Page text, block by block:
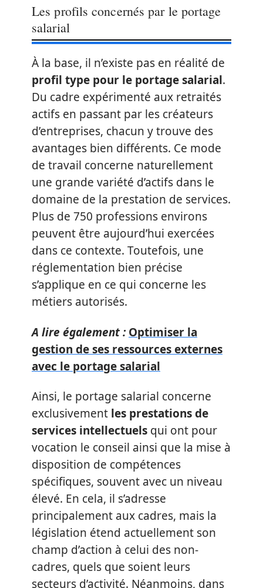
Les profils concernés par le portage
salarial
À la base, il n’existe pas en réalité de
profil type pour le portage salarial.
Du cadre expérimenté aux retraités
actifs en passant par les créateurs
d’entreprises, chacun y trouve des
avantages bien différents. Ce mode
de travail concerne naturellement
une grande variété d’actifs dans le
domaine de la prestation de services.
Plus de 750 professions environs
peuvent être aujourd’hui exercées
dans ce contexte. Toutefois, une
réglementation bien précise
s’applique en ce qui concerne les
métiers autorisés.
A lire également : Optimiser la
gestion de ses ressources externes
avec le portage salarial
Ainsi, le portage salarial concerne
exclusivement les prestations de
services intellectuels qui ont pour
vocation le conseil ainsi que la mise à
disposition de compétences
spécifiques, souvent avec un niveau
élevé. En cela, il s’adresse
principalement aux cadres, mais la
législation étend actuellement son
champ d’action à celui des non-
cadres, quels que soient leurs
secteurs d’activité. Néanmoins, dans